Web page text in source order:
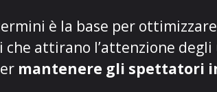
è la base per
che attirano l’attenzione
mantenere gli spettatori